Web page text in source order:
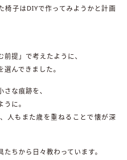
椅子はDIYで作ってみようかと計画
提」で考えたように、
んできました。
な痕跡を、
に。
人もまた歳を重ねることで懐が深
ちから日々教わっています。